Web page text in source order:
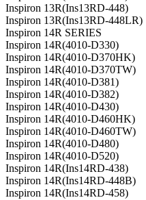
Inspiron 13R(Ins13RD-448)
Inspiron 13R(Ins13RD-448LR)
Inspiron 14R SERIES
Inspiron 14R(4010-D330)
Inspiron 14R(4010-D370HK)
Inspiron 14R(4010-D370TW)
Inspiron 14R(4010-D381)
Inspiron 14R(4010-D382)
Inspiron 14R(4010-D430)
Inspiron 14R(4010-D460HK)
Inspiron 14R(4010-D460TW)
Inspiron 14R(4010-D480)
Inspiron 14R(4010-D520)
Inspiron 14R(Ins14RD-438)
Inspiron 14R(Ins14RD-448B)
Inspiron 14R(Ins14RD-458)